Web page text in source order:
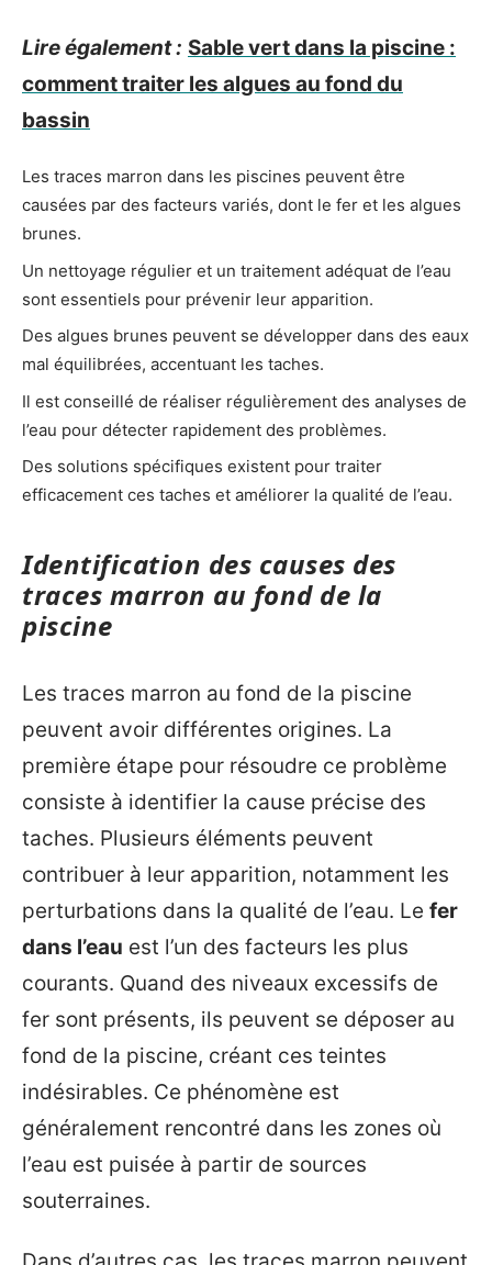
Lire également : Sable vert dans la piscine :
comment traiter les algues au fond du
bassin
Les traces marron dans les piscines peuvent être
causées par des facteurs variés, dont le fer et les algues
brunes.
Un nettoyage régulier et un traitement adéquat de l’eau
sont essentiels pour prévenir leur apparition.
Des algues brunes peuvent se développer dans des eaux
mal équilibrées, accentuant les taches.
Il est conseillé de réaliser régulièrement des analyses de
l’eau pour détecter rapidement des problèmes.
Des solutions spécifiques existent pour traiter
efficacement ces taches et améliorer la qualité de l’eau.
Identification des causes des
traces marron au fond de la
piscine
Les traces marron au fond de la piscine
peuvent avoir différentes origines. La
première étape pour résoudre ce problème
consiste à identifier la cause précise des
taches. Plusieurs éléments peuvent
contribuer à leur apparition, notamment les
perturbations dans la qualité de l’eau. Le fer
dans l’eau est l’un des facteurs les plus
courants. Quand des niveaux excessifs de
fer sont présents, ils peuvent se déposer au
fond de la piscine, créant ces teintes
indésirables. Ce phénomène est
généralement rencontré dans les zones où
l’eau est puisée à partir de sources
souterraines.